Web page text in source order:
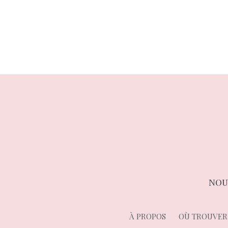
À PROPOS OÙ TROUVER